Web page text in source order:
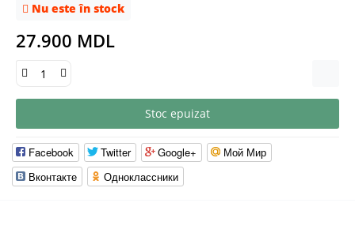
Nu este în stock
27.900 MDL
Stoc epuizat
Facebook Twitter Google+
Мой Мир
Вконтакте
Одноклассники